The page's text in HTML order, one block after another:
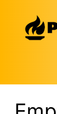
contenido